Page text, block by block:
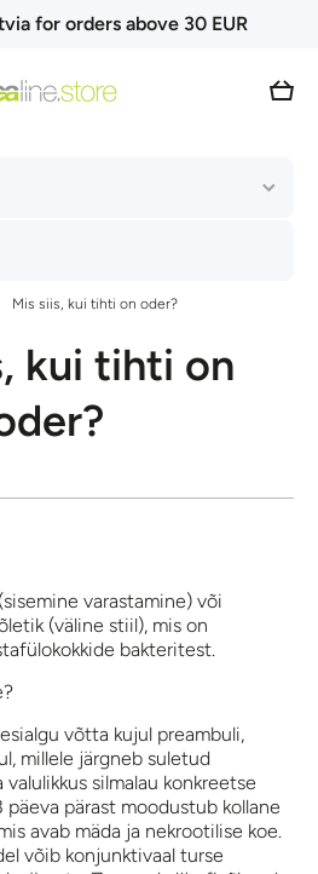
for orders above 30 EUR
Cart
Mis siis, kui tihti on oder?
kui tihti on
varastamine) või
(väline stiil), mis on
bakteritest.
võtta kujul preambuli,
millele järgneb suletud
silmalau konkreetse
pärast moodustub kollane
avab mäda ja nekrootilise koe.
võib konjunktivaal turse